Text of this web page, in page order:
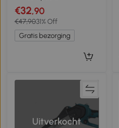
overbelastingsbeveiliging
auto SUV 2t 12–30 cm rood
geel
€32,90
€47,9031% Off
Gratis bezorging
Uitverkocht